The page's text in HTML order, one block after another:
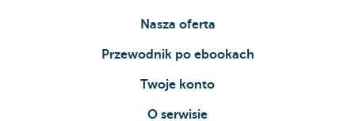
Nasza oferta
Przewodnik po ebookach
Twoje konto
O serwisie